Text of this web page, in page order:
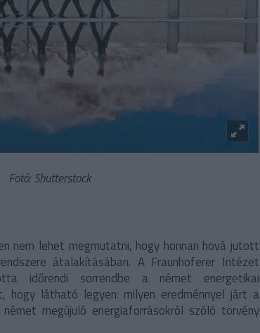
Fotó: Shutterstock
nem lehet megmutatni, hogy honnan hová jutott
átalakításában. A Fraunhoferer Intézet
időrendi sorrendbe a német energetikai
hogy látható legyen: milyen eredménnyel járt a
megújuló energiaforrásokról szóló törvény